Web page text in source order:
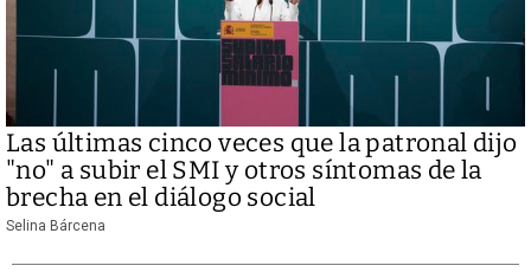
Las últimas cinco veces que la patronal dijo
"no" a subir el SMI y otros síntomas de la
brecha en el diálogo social
Selina Bárcena